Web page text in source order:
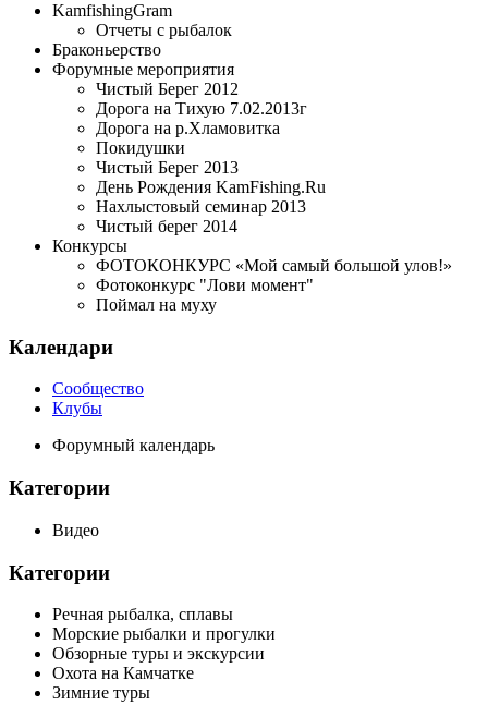
KamfishingGram
Отчеты с рыбалок
Браконьерство
Форумные мероприятия
Чистый Берег 2012
Дорога на Тихую 7.02.2013г
Дорога на р.Хламовитка
Покидушки
Чистый Берег 2013
День Рождения KamFishing.Ru
Нахлыстовый семинар 2013
Чистый берег 2014
Конкурсы
ФОТОКОНКУРС «Мой самый большой улов!»
Фотоконкурс "Лови момент"
Поймал на муху
Календари
Сообщество
Клубы
Форумный календарь
Категории
Видео
Категории
Речная рыбалка, сплавы
Морские рыбалки и прогулки
Обзорные туры и экскурсии
Охота на Камчатке
Зимние туры